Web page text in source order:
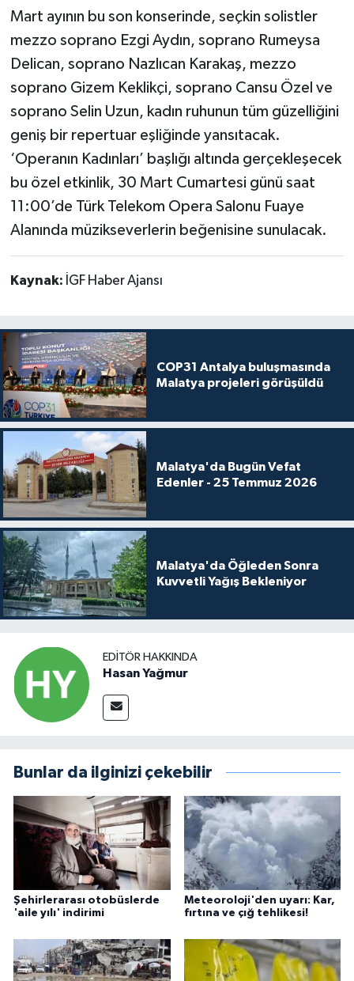
Mart ayının bu son konserinde, seçkin solistler
mezzo soprano Ezgi Aydın, soprano Rumeysa
Delican, soprano Nazlıcan Karakaş, mezzo
soprano Gizem Keklikçi, soprano Cansu Özel ve
soprano Selin Uzun, kadın ruhunun tüm güzelliğini
geniş bir repertuar eşliğinde yansıtacak.
‘Operanın Kadınları’ başlığı altında gerçekleşecek
bu özel etkinlik, 30 Mart Cumartesi günü saat
11:00’de Türk Telekom Opera Salonu Fuaye
Alanında müzikseverlerin beğenisine sunulacak.
Kaynak: İGF Haber Ajansı
COP31 Antalya buluşmasında
Malatya projeleri görüşüldü
Malatya'da Bugün Vefat
Edenler - 25 Temmuz 2026
Malatya'da Öğleden Sonra
Kuvvetli Yağış Bekleniyor
EDITÖR HAKKINDA
Hasan Yağmur
Bunlar da ilginizi çekebilir
Şehirlerarası otobüslerde
'aile yılı' indirimi
Meteoroloji'den uyarı: Kar,
fırtına ve çığ tehlikesi!